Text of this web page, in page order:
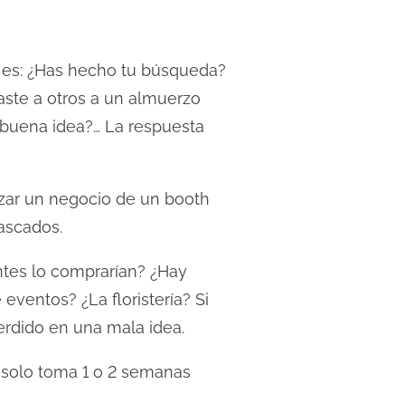
¿Has hecho tu búsqueda?
a otros a un almuerzo
idea?… La respuesta
un negocio de un booth
lo comprarían? ¿Hay
¿La floristería? Si
en una mala idea.
toma 1 o 2 semanas